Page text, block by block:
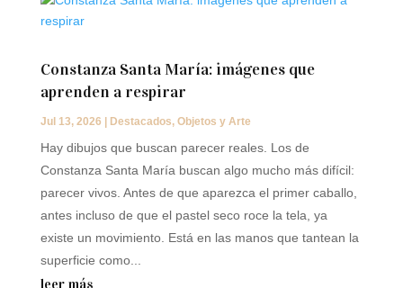
Constanza Santa María: imágenes que
aprenden a respirar
Jul 13, 2026 Destacados, Objetos y Arte
Hay dibujos que buscan parecer reales. Los de
Constanza Santa María buscan algo mucho más difícil:
parecer vivos. Antes de que aparezca el primer caballo,
antes incluso de que el pastel seco roce la tela, ya
existe un movimiento. Está en las manos que tantean la
superficie como...
leer más